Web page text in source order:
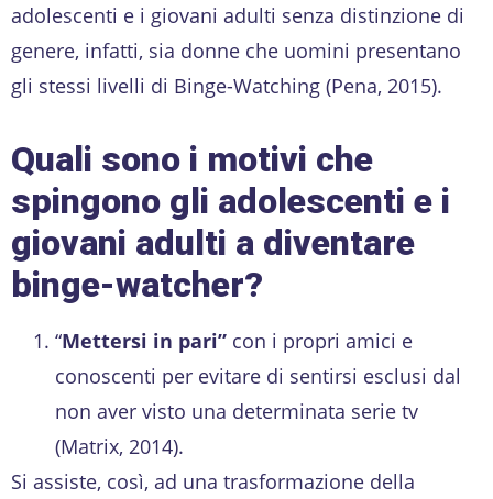
adolescenti e i giovani adulti senza distinzione di
genere, infatti, sia donne che uomini presentano
gli stessi livelli di Binge-Watching (Pena, 2015).
Quali sono i motivi che
spingono gli adolescenti e i
giovani adulti a diventare
binge-watcher?
“Mettersi in pari” con i propri amici e
conoscenti per evitare di sentirsi esclusi dal
non aver visto una determinata serie tv
(Matrix, 2014).
Si assiste, così, ad una trasformazione della